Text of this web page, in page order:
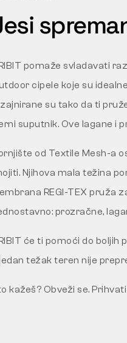
pomaže svladavati
cipele koje su
su tako da ti
suputnik. Ove lagane i
od Textile Mesh-a
Njihova mala težina
REGI-TEX pruža
prozračne,
će ti pomoći do
težak teren nije
kažeš? Obveži se.